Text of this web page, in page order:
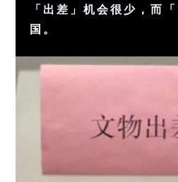
「出差」机会很少，而
国。